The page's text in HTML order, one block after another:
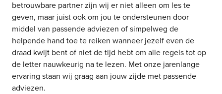
betrouwbare partner zijn wij er niet alleen om les te
geven, maar juist ook om jou te ondersteunen door
middel van passende adviezen of simpelweg de
helpende hand toe te reiken wanneer jezelf even de
draad kwijt bent of niet de tijd hebt om alle regels tot op
de letter nauwkeurig na te lezen. Met onze jarenlange
ervaring staan wij graag aan jouw zijde met passende
adviezen.